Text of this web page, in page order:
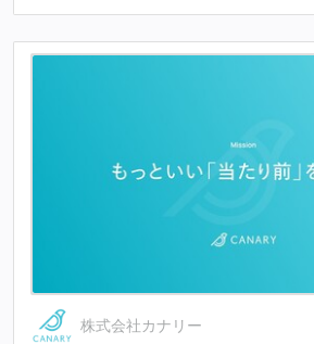
株式会社カナリー